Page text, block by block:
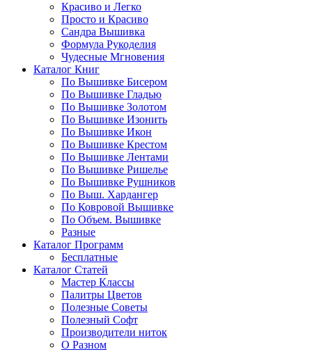
Красиво и Легко
Просто и Красиво
Сандра Вышивка
Формула Рукоделия
Чудесные Мгновения
Каталог Книг
По Вышивке Бисером
По Вышивке Гладью
По Вышивке Золотом
По Вышивке Изонить
По Вышивке Икон
По Вышивке Крестом
По Вышивке Лентами
По Вышивке Ришелье
По Вышивке Рушников
По Выш. Хардангер
По Ковровой Вышивке
По Объем. Вышивке
Разные
Каталог Программ
Бесплатные
Каталог Статей
Мастер Классы
Палитры Цветов
Полезные Советы
Полезный Софт
Производители ниток
О Разном